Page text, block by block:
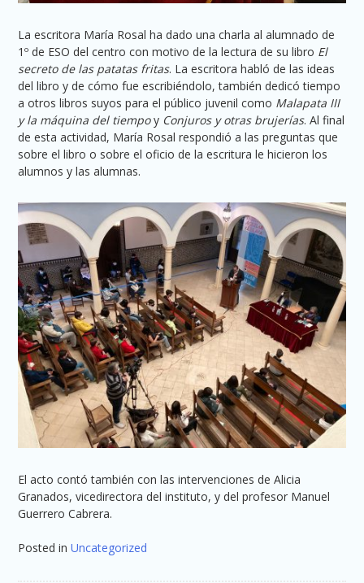
La escritora María Rosal ha dado una charla al alumnado de
1º de ESO del centro con motivo de la lectura de su libro El
secreto de las patatas fritas. La escritora habló de las ideas
del libro y de cómo fue escribiéndolo, también dedicó tiempo
a otros libros suyos para el público juvenil como Malapata III
y la máquina del tiempoy Conjuros y otras brujerías. Al final
de esta actividad, María Rosal respondió a las preguntas que
sobre el libro o sobre el oficio de la escritura le hicieron los
alumnos y las alumnas.
El acto contó también con las intervenciones de Alicia
Granados, vicedirectora del instituto, y del profesor Manuel
Guerrero Cabrera.
Posted inUncategorized